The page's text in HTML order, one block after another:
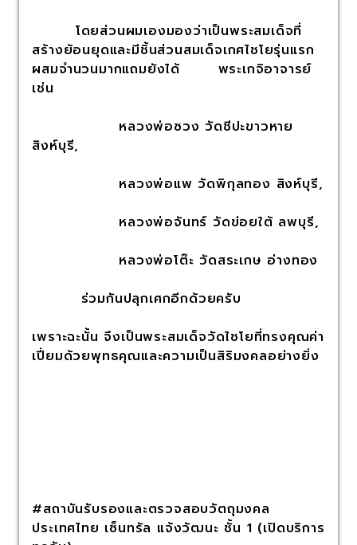
โดยส่วนผมเองมองว่าเป็นพระสมเด็จที่
สร้างย้อนยุดและมีชิ้นส่วนสมเด็จเกศไชโยรุ่นแรก
ผสมจำนวนมากแถมยังได้ พระเกจิอาจารย์
เช่น
หลวงพ่อซวง วัดชีปะขาวหาย
สิงห์บุรี,
หลวงพ่อแพ วัดพิกุลทอง สิงห์บุรี,
หลวงพ่อจันทร์ วัดข่อยใต้ ลพบุรี,
หลวงพ่อโต๊ะ วัดสระเกษ อ่างทอง
ร่วมกันปลุกเศกอีกด้วยครับ
เพราะฉะนั้น จึงเป็นพระสมเด็จวัดไชโยที่ทรงคุณค่า
เปี่ยมด้วยพุทธคุณและความเป็นสิริมงคลอย่างยิ่ง
#สถาบันรับรองและตรวจสอบวัตถุมงคล
ประเทศไทย เซ็นทรัล แจ้งวัฒนะ ชั้น 1 (เปิดบริการ